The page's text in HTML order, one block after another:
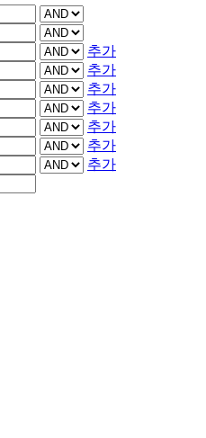
추가
추가
추가
추가
추가
추가
추가